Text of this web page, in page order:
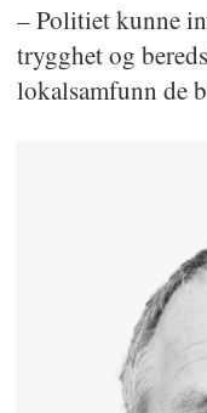
– Politiet kunne
trygghet og
lokalsamfunn de